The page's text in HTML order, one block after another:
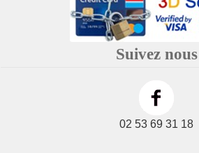
Suivez nous
02 53 69 31 18